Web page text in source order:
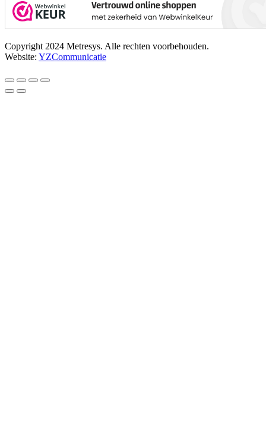
Copyright 2024 Metresys. Alle rechten voorbehouden.
Website: YZCommunicatie